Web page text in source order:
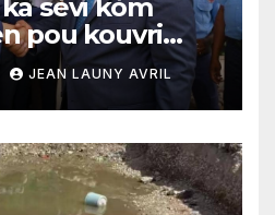
sèvi kòm
pou kouvri
an
JEAN LAUNY AVRIL